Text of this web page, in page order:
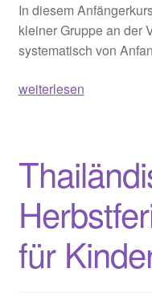
In diesem
kleiner Gruppe an der
systematisch von
VHS
Thailändisch
startet
bald!
weiterlesen
für